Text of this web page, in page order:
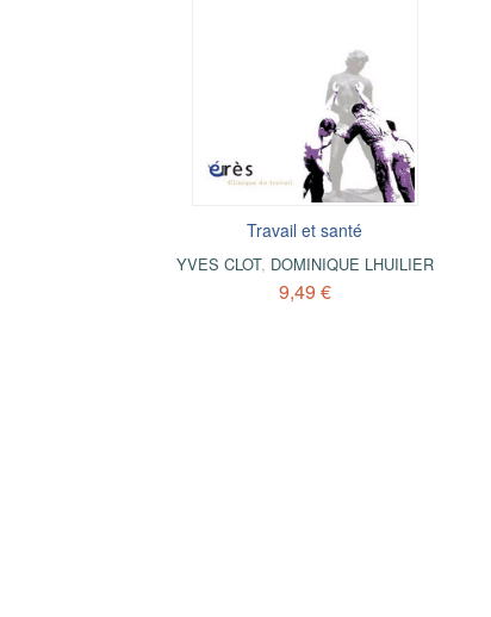
Travail et santé
YVES CLOT, DOMINIQUE LHUILIER
9,49 €